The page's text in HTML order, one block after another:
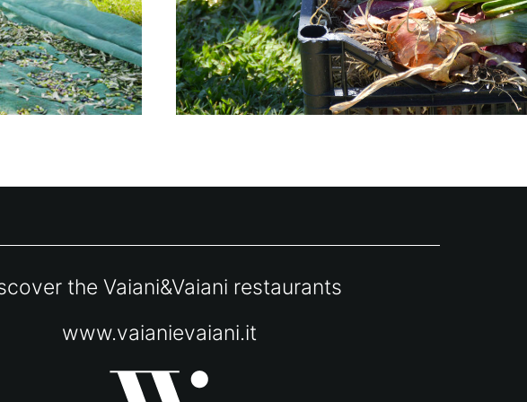
the Vaiani&Vaiani restaurants
www.vaianievaiani.it